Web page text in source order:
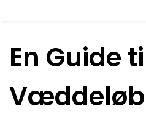
En Guide
Væddeløb